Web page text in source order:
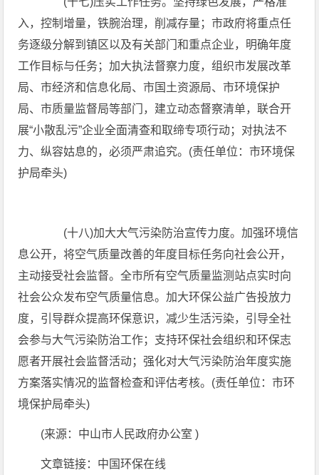
入，控制增量，铁腕治理，削减存量；市政府将重点任
务逐级分解到镇区以及有关部门和重点企业，明确年度
工作目标与任务；加大执法督察力度，组织市发展改革
局、市经济和信息化局、市国土资源局、市环境保护
局、市质量监督局等部门，建立动态督察清单，联合开
展“小散乱污”企业全面清查和取缔专项行动；对执法不
力、纵容姑息的，必须严肃追究。(责任单位：市环境保
护局牵头)
(十八)加大大气污染防治宣传力度。加强环境信
息公开，将空气质量改善的年度目标任务向社会公开，
主动接受社会监督。全市所有空气质量监测站点实时向
社会公众发布空气质量信息。加大环保公益广告投放力
度，引导群众提高环保意识，减少生活污染，引导全社
会参与大气污染防治工作；支持环保社会组织和环保志
愿者开展社会监督活动；强化对大气污染防治年度实施
方案落实情况的监督检查和评估考核。(责任单位：市环
境保护局牵头)
(来源：中山市人民政府办公室 )
文章链接：中国环保在线